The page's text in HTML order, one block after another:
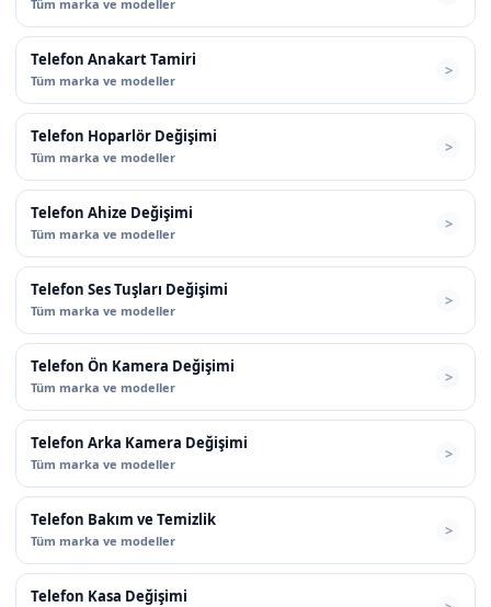
Tüm marka ve modeller
Telefon Anakart Tamiri
Tüm marka ve modeller
Telefon Hoparlör Değişimi
Tüm marka ve modeller
Telefon Ahize Değişimi
Tüm marka ve modeller
Telefon Ses Tuşları Değişimi
Tüm marka ve modeller
Telefon Ön Kamera Değişimi
Tüm marka ve modeller
Telefon Arka Kamera Değişimi
Tüm marka ve modeller
Telefon Bakım ve Temizlik
Tüm marka ve modeller
Telefon Kasa Değişimi